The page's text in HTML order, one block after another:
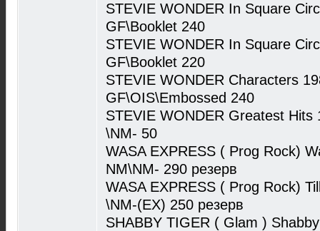
STEVIE WONDER In Square
GF\Booklet 240
STEVIE WONDER In Square
GF\Booklet 220
STEVIE WONDER Characters
GF\OIS\Embossed 240
STEVIE WONDER Greatest
\NM- 50
WASA EXPRESS ( Prog Rock)
NM\NM- 290 резерв
WASA EXPRESS ( Prog Rock)
\NM-(EX) 250 резерв
SHABBY TIGER ( Glam )